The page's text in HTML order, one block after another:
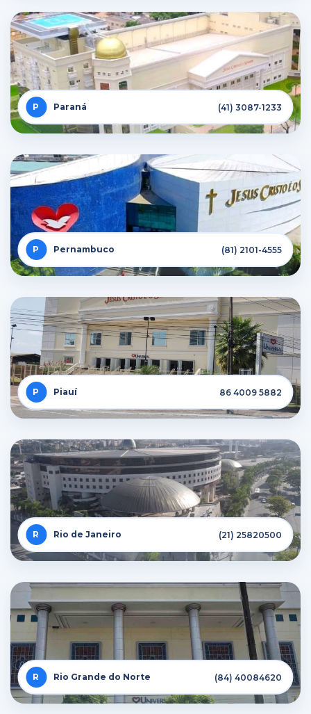
Paraná (41) 3087-1233
Pernambuco (81) 2101-4555
Piauí 86 4009 5882
Rio de Janeiro (21) 25820500
Rio Grande do Norte (84) 40084620